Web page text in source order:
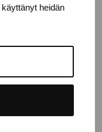
heidän